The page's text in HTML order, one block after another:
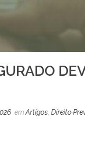
emArtigos Direito